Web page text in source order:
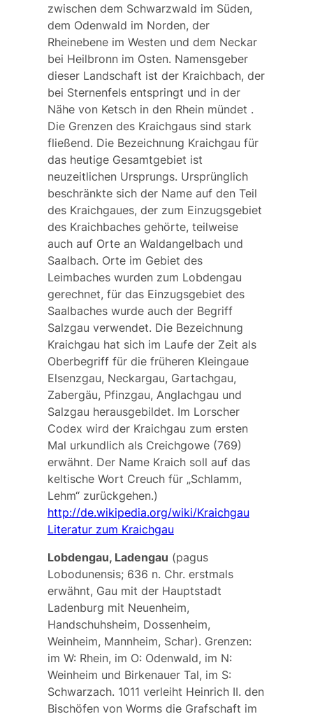
zwischen dem Schwarzwald im Süden,
dem Odenwald im Norden, der
Rheinebene im Westen und dem Neckar
bei Heilbronn im Osten. Namensgeber
dieser Landschaft ist der Kraichbach, der
bei Sternenfels entspringt und in der
Nähe von Ketsch in den Rhein mündet .
Die Grenzen des Kraichgaus sind stark
fließend. Die Bezeichnung Kraichgau für
das heutige Gesamtgebiet ist
neuzeitlichen Ursprungs. Ursprünglich
beschränkte sich der Name auf den Teil
des Kraichgaues, der zum Einzugsgebiet
des Kraichbaches gehörte, teilweise
auch auf Orte an Waldangelbach und
Saalbach. Orte im Gebiet des
Leimbaches wurden zum Lobdengau
gerechnet, für das Einzugsgebiet des
Saalbaches wurde auch der Begriff
Salzgau verwendet. Die Bezeichnung
Kraichgau hat sich im Laufe der Zeit als
Oberbegriff für die früheren Kleingaue
Elsenzgau, Neckargau, Gartachgau,
Zabergäu, Pfinzgau, Anglachgau und
Salzgau herausgebildet. Im Lorscher
Codex wird der Kraichgau zum ersten
Mal urkundlich als Creichgowe(769)
erwähnt. Der Name Kraich soll auf das
keltische Wort Creuchfür „Schlamm,
Lehm“ zurückgehen.)
http://de.wikipedia.org/wiki/Kraichgau
Literatur zum Kraichgau
Lobdengau, Ladengau (pagus
Lobodunensis; 636 n. Chr. erstmals
erwähnt, Gau mit der Hauptstadt
Ladenburg mit Neuenheim,
Handschuhsheim, Dossenheim,
Weinheim, Mannheim, Schar). Grenzen:
im W: Rhein, im O: Odenwald, im N:
Weinheim und Birkenauer Tal, im S:
Schwarzach. 1011 verleiht Heinrich II. den
Bischöfen von Worms die Grafschaft im